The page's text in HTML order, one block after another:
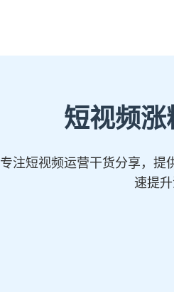
短视频
专注短视频运营干货分享，提
速提